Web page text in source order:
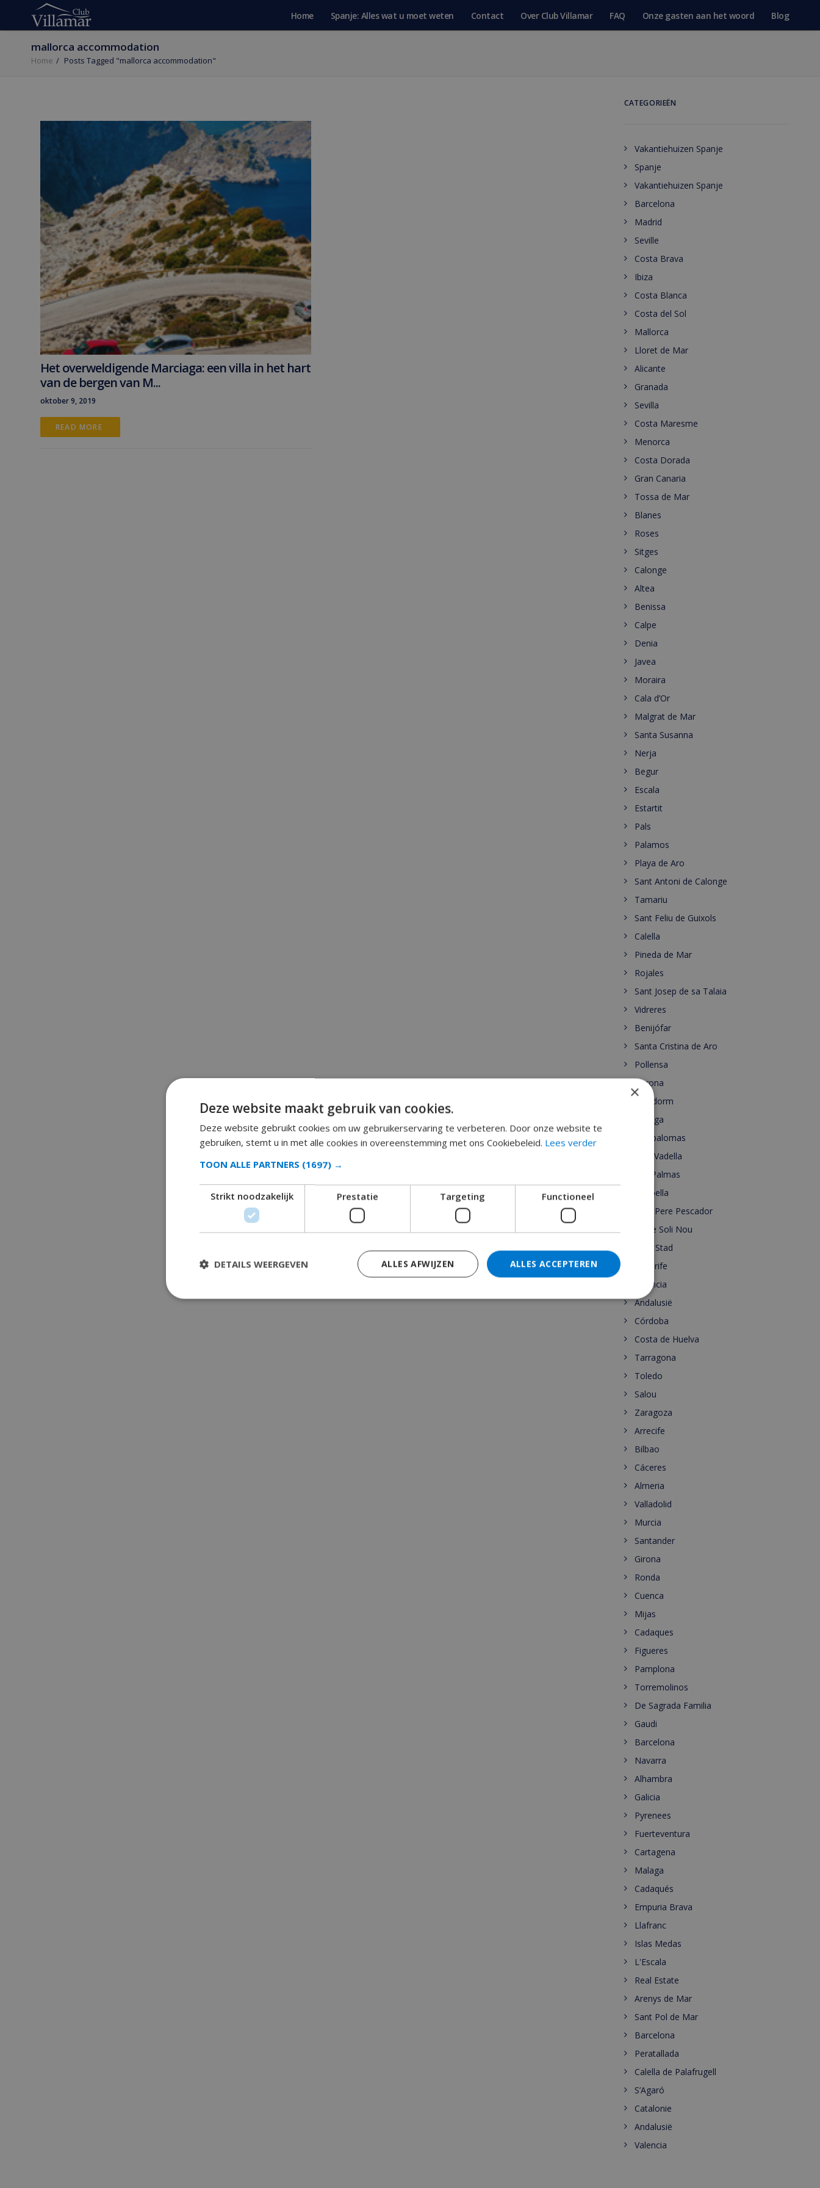
Home Spanje: Alles wat u moet weten Contact Over Club Villamar FAQ Onze gasten aan het woord Blog
mallorca accommodation
Home Posts Tagged "mallorca accommodation"
Het overweldigende Marciaga: een villa in het hart
van de bergen van M...
oktober 9, 2019
READ MORE
CATEGORIEËN
Vakantiehuizen Spanje
Spanje
Vakantiehuizen Spanje
Barcelona
Madrid
Seville
Costa Brava
Ibiza
Costa Blanca
Costa del Sol
Mallorca
Lloret de Mar
Alicante
Granada
Sevilla
Costa Maresme
Menorca
Costa Dorada
Gran Canaria
Tossa de Mar
Blanes
Roses
Sitges
Calonge
Altea
Benissa
Calpe
Denia
Javea
Moraira
Cala d’Or
Malgrat de Mar
Santa Susanna
Nerja
Begur
Escala
Estartit
Pals
Palamos
Playa de Aro
Sant Antoni de Calonge
Tamariu
Sant Feliu de Guixols
Calella
Pineda de Mar
Rojales
Sant Josep de sa Talaia
Vidreres
Benijófar
Santa Cristina de Aro
Pollensa
Gerona
Benidorm
Malaga
Maspalomas
Cala Vadella
Las Palmas
Marbella
Sant Pere Pescador
Torre Soli Nou
Ibiza Stad
Tenerife
Valencia
Andalusië
Córdoba
Costa de Huelva
Tarragona
Toledo
Salou
Zaragoza
Arrecife
Bilbao
Cáceres
Almeria
Valladolid
Murcia
Santander
Girona
Ronda
Cuenca
Mijas
Cadaques
Figueres
Pamplona
Torremolinos
De Sagrada Familia
Gaudi
Barcelona
Navarra
Alhambra
Galicia
Pyrenees
Fuerteventura
Cartagena
Malaga
Cadaqués
Empuria Brava
Llafranc
Islas Medas
L'Escala
Real Estate
Arenys de Mar
Sant Pol de Mar
Barcelona
Peratallada
Calella de Palafrugell
S’Agaró
Catalonie
Andalusië
Valencia
×
Deze website maakt gebruik van cookies.
Deze website gebruikt cookies om uw gebruikerservaring te verbeteren. Door onze website te
gebruiken, stemt u in met alle cookies in overeenstemming met ons Cookiebeleid. Lees verder
TOON ALLE PARTNERS (1697) →
Strikt noodzakelijk Prestatie Targeting Functioneel
ALLES ACCEPTEREN
ALLES AFWIJZEN
DETAILS WEERGEVEN